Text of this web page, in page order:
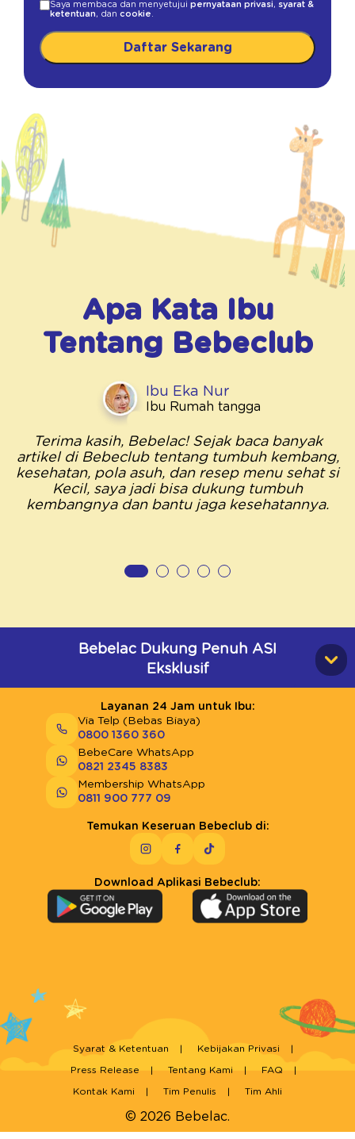
Saya membaca dan menyetujui pernyataan privasi, syarat &
ketentuan, dan cookie
Daftar Sekarang
Apa Kata Ibu
Tentang Bebeclub
Ibu Eka Nur
Ibu Rumah tangga
Terima kasih, Bebelac! Sejak baca banyak
artikel di Bebeclub tentang tumbuh kembang,
kesehatan, pola asuh, dan resep menu sehat si
Kecil, saya jadi bisa dukung tumbuh
kembangnya dan bantu jaga kesehatannya.
Bebelac Dukung Penuh ASI
Eksklusif
Layanan 24 Jam untuk Ibu:
Via Telp (Bebas Biaya)
0800 1360 360
BebeCare WhatsApp
0821 2345 8383
Membership WhatsApp
0811 900 777 09
Temukan Keseruan Bebeclub di:
Download Aplikasi Bebeclub:
© 2026 Bebelac.
Syarat & Ketentuan Kebijakan Privasi
Press Release Tentang Kami FAQ
Kontak Kami Tim Penulis Tim Ahli